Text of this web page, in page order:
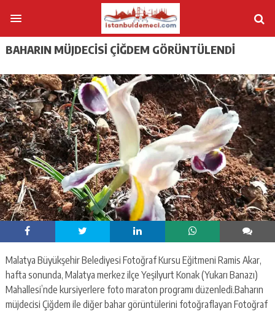
BAHARIN MÜJDECISI ÇIĞDEM GÖRÜNTÜLENDI
Malatya Büyükşehir Belediyesi Fotoğraf Kursu Eğitmeni Ramis Akar,
hafta sonunda, Malatya merkez ilçe Yeşilyurt Konak (Yukarı Banazı)
Mahallesi’nde kursiyerlere foto maraton programı düzenledi.Baharın
müjdecisi Çiğdem ile diğer bahar görüntülerini fotoğraflayan Fotoğraf